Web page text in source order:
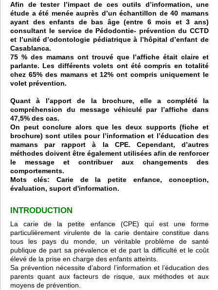
Afin de tester l’impact de ces outils d’information, une
étude a été menée auprès d’un échantillon de 40 mamans
ayant des enfants de bas âge (entre 6 mois et 3 ans)
consultant le service de Pédodontie- prévention du CCTD
et l’unité d’odontologie pédiatrique à l’hôpital d’enfant de
Casablanca.
75 % des mamans ont trouvé que l’affiche était claire et
parlante. Les différents volets ont été compris en totalité
chez 65% des mamans et 12% ont compris uniquement le
volet prévention.
Quant à l’apport de la brochure, elle a complété la
compréhension du message véhiculé par l’affiche dans
47,5% des cas.
On peut conclure alors que les deux supports (fiche et
brochure) sont utiles pour l’information et l’éducation des
mamans par rapport à la CPE. Cependant, d’autres
méthodes doivent être également utilisées afin de renforcer
le message et contribuer aux changements des
comportements.
Mots clés: Carie de la petite enfance, conception,
évaluation, suport d'information.
INTRODUCTION
La carie de la petite enfance (CPE) qui est une forme
particulièrement virulente de la carie dentaire constitue dans
tous les pays du monde, un véritable problème de santé
publique de part sa prévalence et de part la difficulté et le coût
élevé de la prise en charge des enfants atteints.
Sa prévention nécessite d’abord l’information et l’éducation des
parents quant aux facteurs de risque, aux méthodes et aux
moyens de prévention.